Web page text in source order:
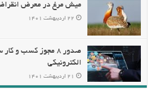
میش مرغ در معرض
۲۲ اردیبهشت ۱۴۰۱
صدور ۸ مجوز کسب
الکترونیکی
۲۱ اردیبهشت ۱۴۰۱